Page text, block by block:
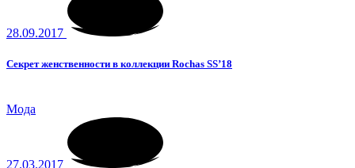
28.09.2017
Секрет женственности в коллекции Rochas SS’18
Мода
27.03.2017